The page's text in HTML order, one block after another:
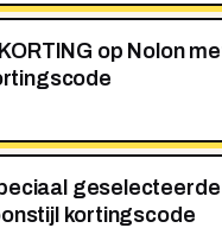
op Nolon
geselecteerde
kortingscode